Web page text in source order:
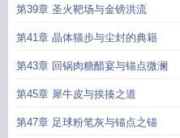
会
第39章 圣火靶场与金镑洪流
第41章 晶体猫步与尘封的典籍
第43章 回锅肉糖醋宴与锚点微澜
第45章 犀牛皮与挨揍之道
第47章 足球粉笔灰与锚点之锚